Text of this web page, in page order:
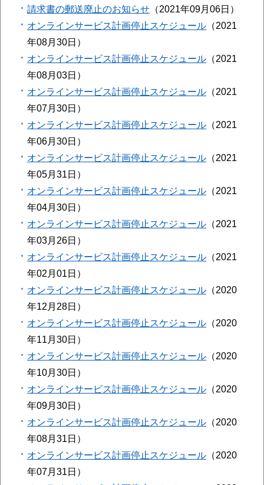
請求書の郵送廃止のお知らせ
2021年09月06日
オンラインサービス計画停止スケジュール
2021
年08月30日
オンラインサービス計画停止スケジュール
2021
年08月03日
オンラインサービス計画停止スケジュール
2021
年07月30日
オンラインサービス計画停止スケジュール
2021
年06月30日
オンラインサービス計画停止スケジュール
2021
年05月31日
オンラインサービス計画停止スケジュール
2021
年04月30日
オンラインサービス計画停止スケジュール
2021
年03月26日
オンラインサービス計画停止スケジュール
2021
年02月01日
オンラインサービス計画停止スケジュール
2020
年12月28日
オンラインサービス計画停止スケジュール
2020
年11月30日
オンラインサービス計画停止スケジュール
2020
年10月30日
オンラインサービス計画停止スケジュール
2020
年09月30日
オンラインサービス計画停止スケジュール
2020
年08月31日
オンラインサービス計画停止スケジュール
2020
年07月31日